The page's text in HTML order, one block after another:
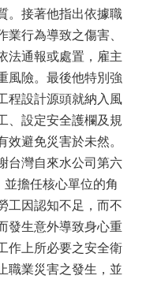
。接著他指出依據職
行為導致之傷害、
法通報或處置，雇主
風險。最後他特別強
程設計源頭就納入風
、設定安全護欄及規
避免災害於未然。
台灣自來水公司第六
擔任核心單位的角
工因認知不足，而不
發生意外導致身心重
作上所必要之安全衛
職業災害之發生，並